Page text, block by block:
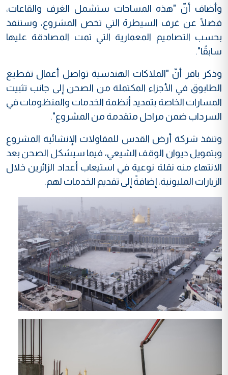
وأضاف أنّ "هذه المساحات ستشمل الغرف والقاعات،
فضلًا عن غرف السيطرة التي تخص المشروع، وستنفذ
بحسب التصاميم المعمارية التي تمت المصادقة عليها
سابقًا".
وذكر باقر أنّ "الملاكات الهندسية تواصل أعمال تقطيع
الطابوق في الأجزاء المكتملة من الصحن إلى جانب تثبيت
المسارات الخاصة بتمديد أنظمة الخدمات والمنظومات في
السرداب ضمن مراحل متقدمة من المشروع".
وتنفذ شركة أرض القدس للمقاولات الإنشائية المشروع
وبتمويل ديوان الوقف الشيعي، فيما سيشكل الصحن بعد
الانتهاء منه نقلة نوعية في استيعاب أعداد الزائرين خلال
الزيارات المليونية، إضافةً إلى تقديم الخدمات لهم.